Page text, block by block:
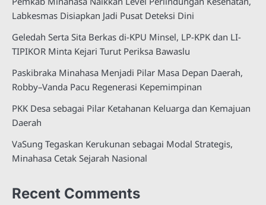
Labkesmas Disiapkan Jadi Pusat Deteksi Dini
Geledah Serta Sita Berkas di-KPU Minsel, LP-KPK dan LI-
TIPIKOR Minta Kejari Turut Periksa Bawaslu
Paskibraka Minahasa Menjadi Pilar Masa Depan Daerah,
Robby–Vanda Pacu Regenerasi Kepemimpinan
PKK Desa sebagai Pilar Ketahanan Keluarga dan Kemajuan
Daerah
VaSung Tegaskan Kerukunan sebagai Modal Strategis,
Minahasa Cetak Sejarah Nasional
Recent Comments